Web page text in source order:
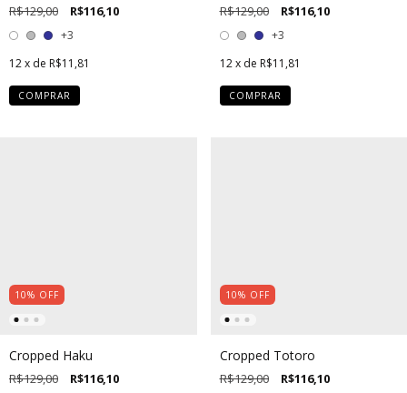
R$129,00 R$116,10
+3
12x de R$11,81
COMPRAR
R$129,00 R$116,10
+3
12 x de R$11,81
COMPRAR
10% OFF
Cropped Haku
R$129,00 R$116,10
10% OFF
Cropped Totoro
R$129,00 R$116,10